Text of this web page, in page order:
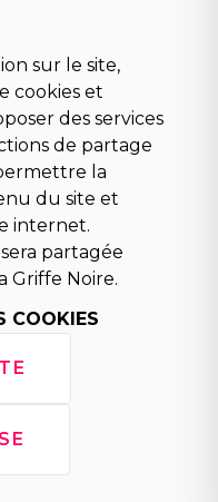
sur le site,
cookies et
des services
de partage
la
du site et
internet.
partagée
Griffe Noire.
COOKIES